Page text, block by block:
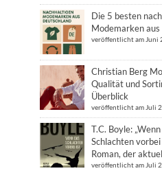
Die 5 besten
Modemarken
veröffentlicht am Juni
Christian Berg
Qualität und
Überblick
veröffentlicht am Juli
T.C. Boyle:
Schlachten vorbei
Roman, der
veröffentlicht am Juli